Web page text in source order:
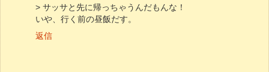
> サッサと先に帰っちゃうんだもんな！
いや、行く前の昼飯だす。
返信